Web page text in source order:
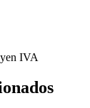
IVA